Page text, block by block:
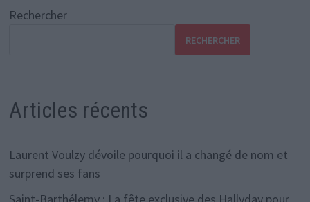
Rechercher
RECHERCHER
Articles récents
Laurent Voulzy dévoile pourquoi il a changé de nom et
surprend ses fans
Saint-Barthélemy : La fête exclusive des Hallyday pour